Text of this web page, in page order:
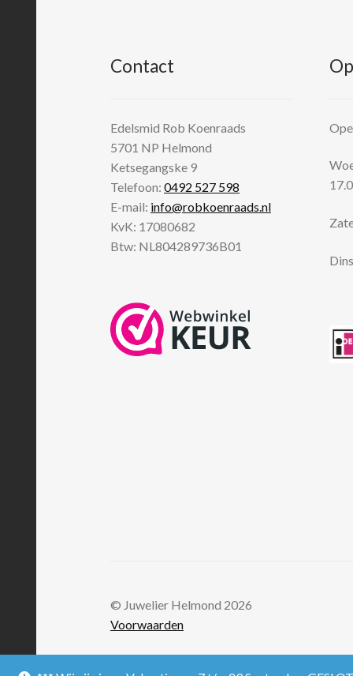
Contact
Edelsmid Rob Koenraads
5701 NP Helmond
Ketsegangske 9
Telefoon:0492 527 598
E-mail: info@robkoenraads.nl
KvK: 17080682
Btw: NL804289736B01
© Juwelier Helmond 2026
Voorwaarden